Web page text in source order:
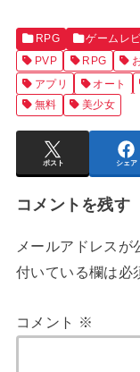
RPG
ゲームレ
PVP
RPG
アプリ
オート
無料
美少女
ポスト シェア
コメントを残す
メールアドレスが
付いている欄は必
コメント ※